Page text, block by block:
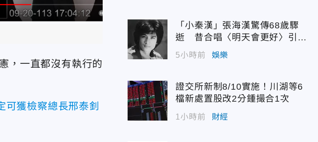
，一直都沒有執行的
獲檢察總長邢泰釗
「小秦漢」張海漢驚傳68歲驟
逝 昔合唱〈明天會更好〉引追
憶
5小時前 娛樂
證交所新制8/10實施！川湖等6
檔新處置股改2分鍾撮合1次
1小時前 財經